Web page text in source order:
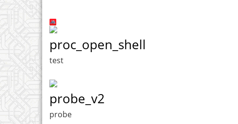
proc_open_shell
test
probe_v2
probe